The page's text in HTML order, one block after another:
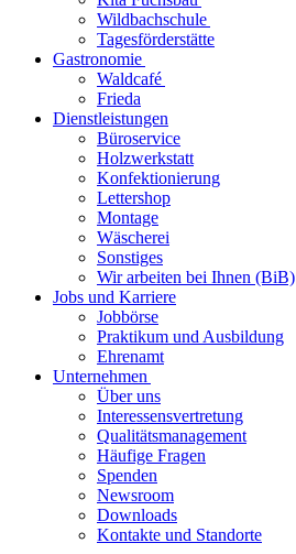
Wildbachschule
Tagesförderstätte
Gastronomie
Waldcafé
Frieda
Dienstleistungen
Büroservice
Holzwerkstatt
Konfektionierung
Lettershop
Montage
Wäscherei
Sonstiges
Wir arbeiten bei Ihnen (BiB)
Jobs und Karriere
Jobbörse
Praktikum und Ausbildung
Ehrenamt
Unternehmen
Über uns
Interessensvertretung
Qualitätsmanagement
Häufige Fragen
Spenden
Newsroom
Downloads
Kontakte und Standorte